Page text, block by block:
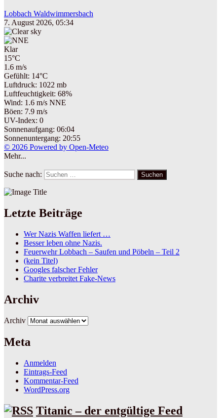
Lobbach Waldwimmersbach
7. August 2026, 05:34
Klar
15°C
1.6 m/s
Gefühlt: 14°C
Luftdruck: 1022 mb
Luftfeuchtigkeit: 68%
Wind: 1.6 m/s NNE
Böen: 7.9 m/s
UV-Index: 0
Sonnenaufgang: 06:04
Sonnenuntergang: 20:55
© 2026 Powered by Open-Meteo
Mehr...
Suche nach: Suchen
Letzte Beiträge
Wer Nazis Waffen liefert …
Besser leben ohne Nazis.
Feuerwehr Lobbach – Saufen und Pöbeln – Teil 2
(kein Titel)
Googles falscher Fehler
Charite verbreitet Fake-News
Archiv
Archiv
Meta
Anmelden
Eintrags-Feed
Kommentar-Feed
WordPress.org
Titanic – der entgültige Feed